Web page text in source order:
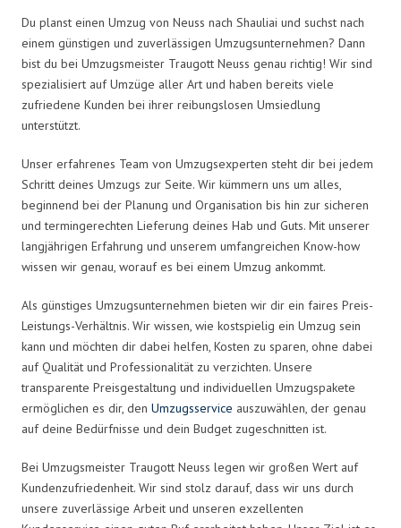
Du planst einen Umzug von Neuss nach Shauliai und suchst nach
einem günstigen und zuverlässigen Umzugsunternehmen? Dann
bist du bei Umzugsmeister Traugott Neuss genau richtig! Wir sind
spezialisiert auf Umzüge aller Art und haben bereits viele
zufriedene Kunden bei ihrer reibungslosen Umsiedlung
unterstützt.
Unser erfahrenes Team von Umzugsexperten steht dir bei jedem
Schritt deines Umzugs zur Seite. Wir kümmern uns um alles,
beginnend bei der Planung und Organisation bis hin zur sicheren
und termingerechten Lieferung deines Hab und Guts. Mit unserer
langjährigen Erfahrung und unserem umfangreichen Know-how
wissen wir genau, worauf es bei einem Umzug ankommt.
Als günstiges Umzugsunternehmen bieten wir dir ein faires Preis-
Leistungs-Verhältnis. Wir wissen, wie kostspielig ein Umzug sein
kann und möchten dir dabei helfen, Kosten zu sparen, ohne dabei
auf Qualität und Professionalität zu verzichten. Unsere
transparente Preisgestaltung und individuellen Umzugspakete
ermöglichen es dir, den Umzugsservice auszuwählen, der genau
auf deine Bedürfnisse und dein Budget zugeschnitten ist.
Bei Umzugsmeister Traugott Neuss legen wir großen Wert auf
Kundenzufriedenheit. Wir sind stolz darauf, dass wir uns durch
unsere zuverlässige Arbeit und unseren exzellenten